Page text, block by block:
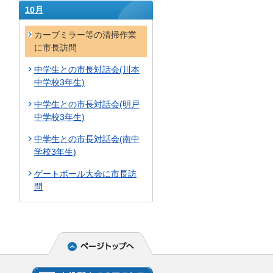
10月
カーブミラー等の清掃作業
に市長訪問
中学生との市長対話会(川本
中学校3年生)
中学生との市長対話会(明戸
中学校3年生)
中学生との市長対話会(南中
学校3年生)
ゲートボール大会に市長訪
問